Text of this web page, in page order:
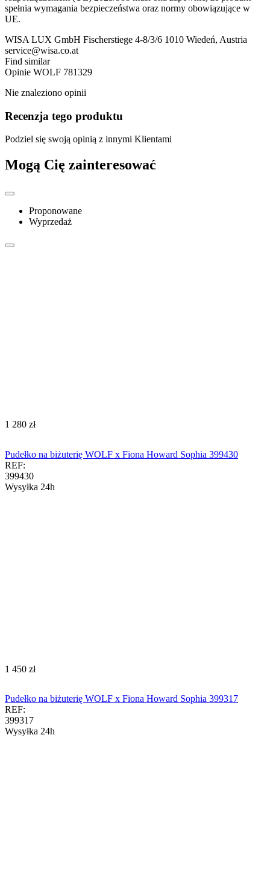
spełnia wymagania bezpieczeństwa oraz normy obowiązujące w
UE.
WISA LUX GmbH Fischerstiege 4-8/3/6 1010 Wiedeń, Austria
service@wisa.co.at
Find similar
Opinie WOLF 781329
Nie znaleziono opinii
Recenzja tego produktu
Podziel się swoją opinią z innymi Klientami
Mogą Cię zainteresować
Proponowane
Wyprzedaż
‍1 280‍ zł
Pudełko na biżuterię WOLF x Fiona Howard Sophia 399430
REF:
399430
Wysyłka 24h
‍1 450‍ zł
Pudełko na biżuterię WOLF x Fiona Howard Sophia 399317
REF:
399317
Wysyłka 24h